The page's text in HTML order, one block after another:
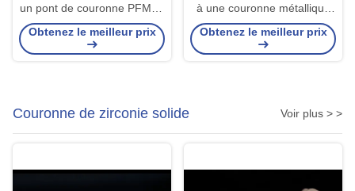
un pont de couronne PFM et
des prothèses amovibles
Obtenez le meilleur prix
à une couronne métallique
pour restaurer les dents
endommagées
Obtenez le meilleur prix
Couronne de zirconie solide Voir plus > >